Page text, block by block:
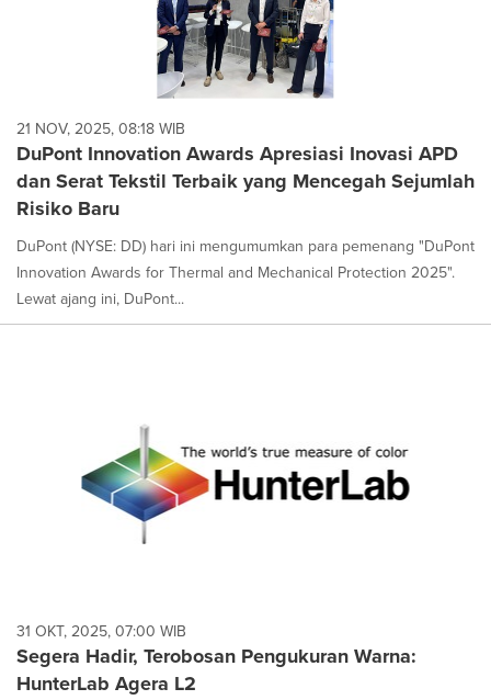
21 NOV, 2025, 08:18 WIB
DuPont Innovation Awards Apresiasi Inovasi APD
dan Serat Tekstil Terbaik yang Mencegah Sejumlah
Risiko Baru
DuPont (NYSE: DD) hari ini mengumumkan para pemenang "DuPont
Innovation Awards for Thermal and Mechanical Protection 2025".
Lewat ajang ini, DuPont...
31 OKT, 2025, 07:00 WIB
Segera Hadir, Terobosan Pengukuran Warna:
HunterLab Agera L2